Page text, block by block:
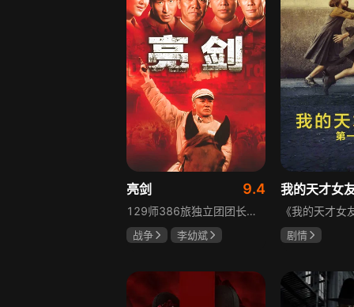
亮剑 9.4
129师386旅独立团团长李云龙敢想敢干、不按规矩办事，脾气火爆性格直爽，带领独立团展现出敢于拼杀的劲头，接连击败坂田连队、山崎大队、山本部队，名声大噪却因屡次犯规遭贬斥。抗战时期他与国军358团团长楚云飞惺惺相惜，徐蚌会战中一较高下双双重伤，养病期间李云龙与护士田雨相恋，两人及亲人战友历经国家沧桑巨变。
战争
李幼斌
我的天才女
剧情
玛格丽塔·马